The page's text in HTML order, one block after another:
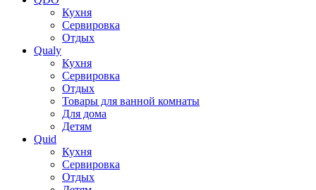
Кухня
Сервировка
Отдых
Qualy
Кухня
Сервировка
Отдых
Товары для ванной комнаты
Для дома
Детям
Quid
Кухня
Сервировка
Отдых